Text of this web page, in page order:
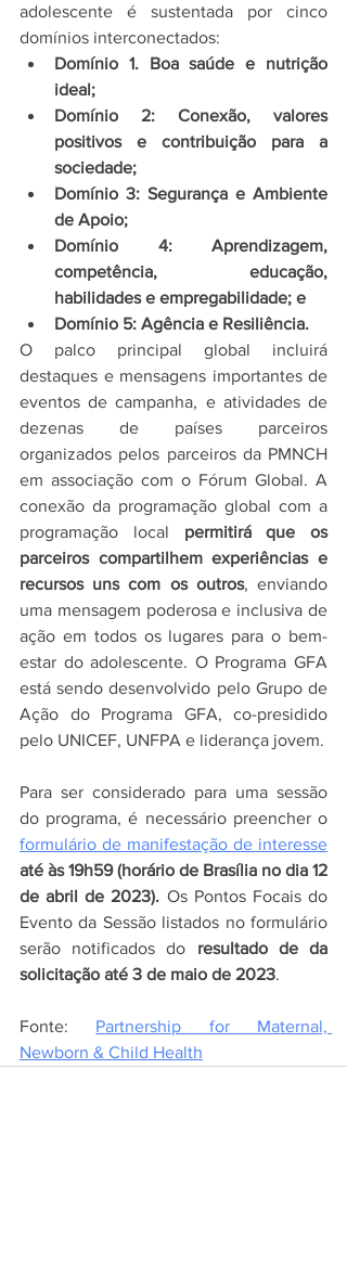
adolescente é sustentada por cinco
domínios interconectados:
Domínio 1. Boa saúde e nutrição
ideal;
Domínio 2: Conexão, valores
positivos e contribuição para a
sociedade;
Domínio 3: Segurança e Ambiente
de Apoio;
Domínio 4: Aprendizagem,
competência, educação,
habilidades e empregabilidade; e
Domínio 5: Agência e Resiliência.
O palco principal global incluirá
destaques e mensagens importantes de
eventos de campanha, e atividades de
dezenas de países parceiros
organizados pelos parceiros da PMNCH
em associação com o Fórum Global. A
conexão da programação global com a
programação local permitirá que os
parceiros compartilhem experiências e
recursos uns com os outros, enviando
uma mensagem poderosa e inclusiva de
ação em todos os lugares para o bem-
estar do adolescente. O Programa GFA
está sendo desenvolvido pelo Grupo de
Ação do Programa GFA, co-presidido
pelo UNICEF, UNFPA e liderança jovem.
Para ser considerado para uma sessão
formulário de manifestação de interesse
até às 19h59 (horário de Brasília no dia 12
de abril de 2023). Os Pontos Focais do
Evento da Sessão listados no formulário
serão notificados do resultado de da
solicitação até 3 de maio de 2023.
Fonte: Partnership for Maternal,
Newborn & Child Health